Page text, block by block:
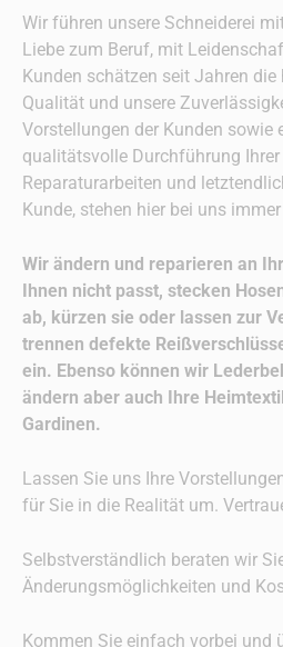
Wir führen unsere Schneiderei
Liebe zum Beruf, mit
Kunden schätzen seit Jahren
Qualität und unsere
Vorstellungen der Kunden sowie
qualitätsvolle Durchführung Ihrer
Reparaturarbeiten und
Kunde, stehen hier bei uns
Wir ändern und reparieren an
Ihnen nicht passt, stecken
ab, kürzen sie oder lassen zur
trennen defekte
ein. Ebenso können wir
ändern aber auch Ihre
Gardinen.
Lassen Sie uns Ihre
für Sie in die Realität um.
Selbstverständlich beraten wir
Änderungsmöglichkeiten und
Kommen Sie einfach vorbei und